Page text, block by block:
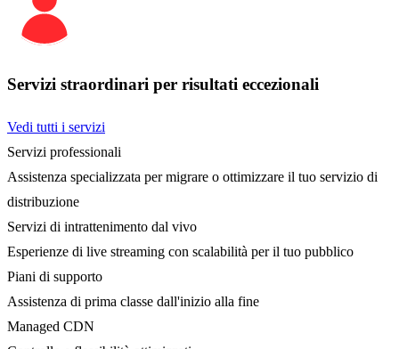
Servizi straordinari per risultati eccezionali
Vedi tutti i servizi
Servizi professionali
Assistenza specializzata per migrare o ottimizzare il tuo servizio di
distribuzione
Servizi di intrattenimento dal vivo
Esperienze di live streaming con scalabilità per il tuo pubblico
Piani di supporto
Assistenza di prima classe dall'inizio alla fine
Managed CDN